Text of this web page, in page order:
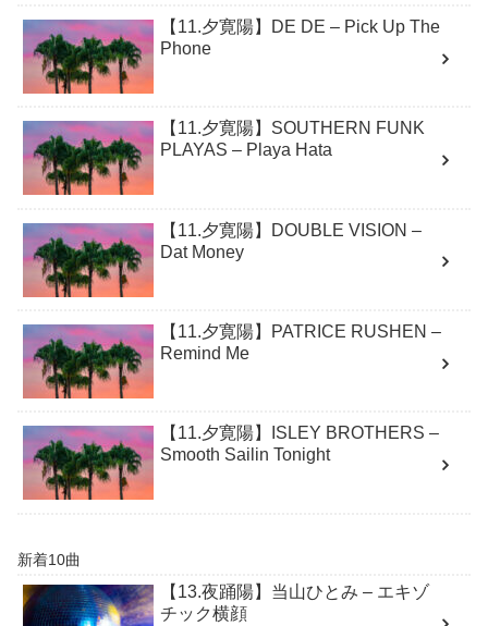
【11.夕寛陽】DE DE – Pick Up The
Phone
【11.夕寛陽】SOUTHERN FUNK
PLAYAS – Playa Hata
【11.夕寛陽】DOUBLE VISION –
Dat Money
【11.夕寛陽】PATRICE RUSHEN –
Remind Me
【11.夕寛陽】ISLEY BROTHERS –
Smooth Sailin Tonight
新着10曲
【13.夜踊陽】当山ひとみ – エキゾ
チック横顔